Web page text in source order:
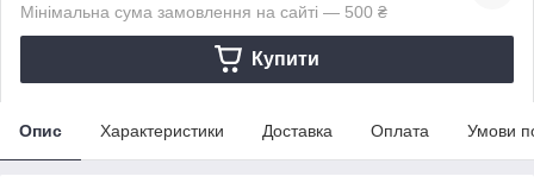
Мінімальна сума замовлення на сайті — 500 ₴
Купити
Опис Характеристики Доставка Оплата Умови